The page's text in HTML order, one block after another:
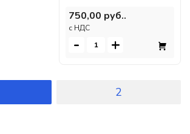
750,00 руб..
c НДС
- +
2